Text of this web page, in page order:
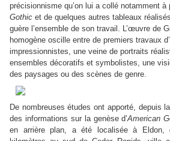
précisionnisme qu’on lui a collé notamment
Gothic et de quelques autres tableaux
guère l’ensemble de son travail. L’œuvre de
homogène oscille entre de premiers travaux
impressionnistes, une veine de portraits
ensembles décoratifs et symbolistes, une
des paysages ou des scènes de genre.
De nombreuses études ont apporté, depuis
des informations sur la genèse d’American
en arrière plan, a été localisée à Eldon,